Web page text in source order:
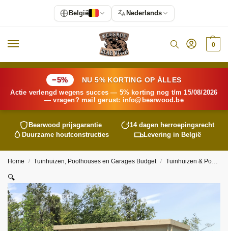
0
−5% NU 5% KORTING OP ÁLLES
Actie verlengd wegens succes — 5% korting nog t/m 15/08/2026
— vragen? mail gerust: info@ bearwood.be
Bearwood prijsgarantie
14 dagen herroepingsrecht
Duurzame houtconstructies
Levering in België
Home / Tuinhuizen, Poolhouses en Garages Budget / Tuinhuizen & Poolhouses
🔍
België Nederlands